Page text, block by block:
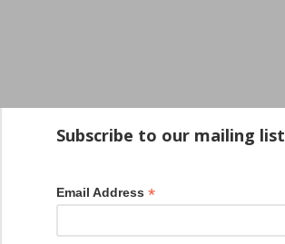
Subscribe to our mailing list
Email Address *